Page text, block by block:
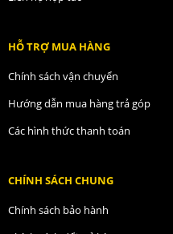
HỖ TRỢ MUA HÀNG
Chính sách vận chuyển
Hướng dẫn mua hàng trả góp
Các hình thức thanh toán
CHÍNH SÁCH CHUNG
Chính sách bảo hành